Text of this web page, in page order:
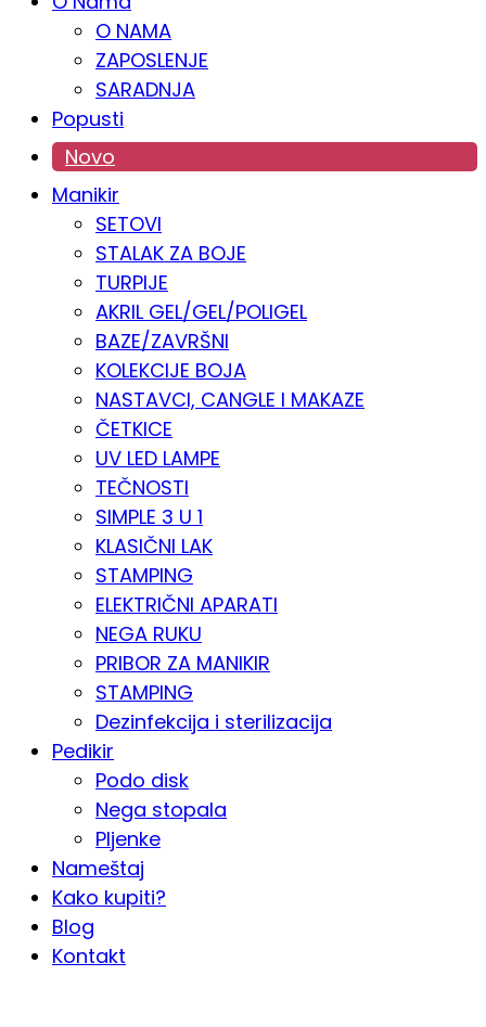
O NAMA
ZAPOSLENJE
SARADNJA
Popusti
Novo
Manikir
SETOVI
STALAK ZA BOJE
TURPIJE
AKRIL GEL/GEL/POLIGEL
BAZE/ZAVRŠNI
KOLEKCIJE BOJA
NASTAVCI, CANGLE I MAKAZE
ČETKICE
UV LED LAMPE
TEČNOSTI
SIMPLE 3 U 1
KLASIČNI LAK
STAMPING
ELEKTRIČNI APARATI
NEGA RUKU
PRIBOR ZA MANIKIR
STAMPING
Dezinfekcija i sterilizacija
Pedikir
Podo disk
Nega stopala
Pljenke
Nameštaj
Kako kupiti?
Blog
Kontakt